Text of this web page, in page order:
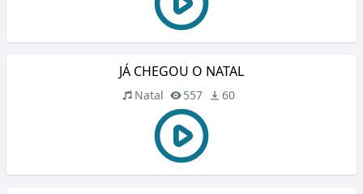
JÁ CHEGOU O NATAL
Natal 557 60